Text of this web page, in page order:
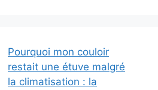
Pourquoi mon couloir
restait une étuve malgré
la climatisation : la